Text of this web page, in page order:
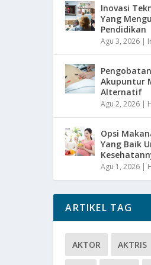
Inovasi
Yang
Pendidikan
Agu 3, 2026 |
Akupuntur
Alternatif
Agu 2, 2026 |
Opsi
Yang Baik
Agu 1, 2026 |
ARTIKEL TAG
AKTOR AKTRIS